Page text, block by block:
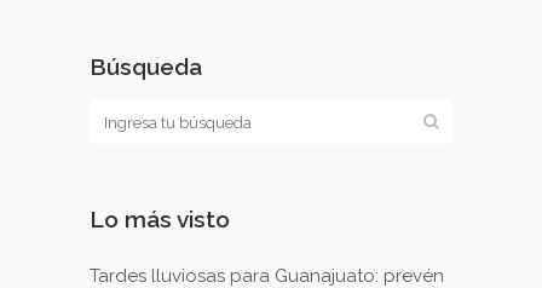
Búsqueda
Lo más visto
Tardes lluviosas para Guanajuato: prevén